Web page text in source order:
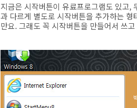
지금은 시작버튼이 유료프로그램도 있고,
과 다르게 별도로 시작버튼을 추가하는
만요. 그래도 꼭 시작버튼을 만들어서 쓰